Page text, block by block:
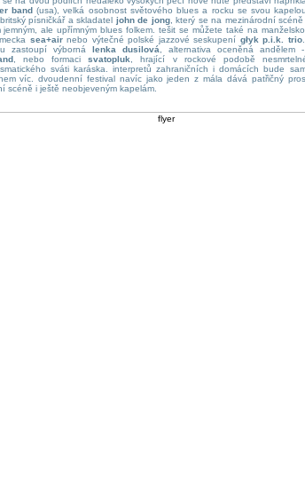
band(usa), velká osobnost světového blues a rocku se svou
písničkář a skladatel john de jong, který se na mezinárodní scéně
jemným, ale upřímným blues folkem. tešit se můžete také na
sea+airnebo výtečné polské jazzové seskupení głyk p.i.k. trio
zastoupí výborná lenka dusilová , alternativa oceněná andělem
, nebo formacisvatopluk
, hrající v rockové podobě
sváti karáska. interpretů zahraničních i domácích bude
víc. dvoudenní festival navíc jako jeden z mála dává patřičný
scéně i ještě neobjeveným kapelám.